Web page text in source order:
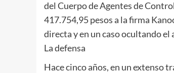
del Cuerpo de Agentes de
417.754,95 pesos a la firma
directa y en un caso ocultando el
La defensa
Hace cinco años, en un extenso